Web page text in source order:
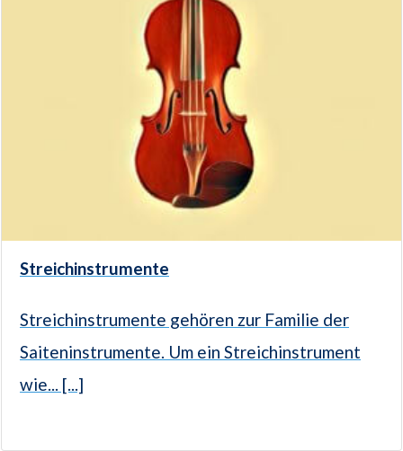
Streichinstrumente
Streichinstrumente gehören zur Familie der
Saiteninstrumente. Um ein Streichinstrument
wie... [...]